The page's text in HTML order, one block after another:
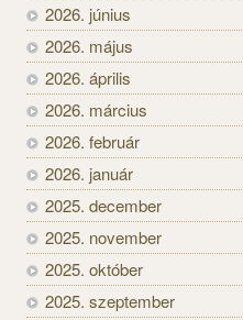
2026. június
2026. május
2026. április
2026. március
2026. február
2026. január
2025. december
2025. november
2025. október
2025. szeptember